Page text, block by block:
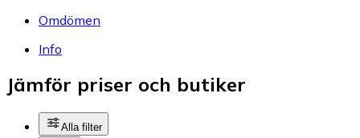
Omdömen
Info
Jämför priser och butiker
Alla filter